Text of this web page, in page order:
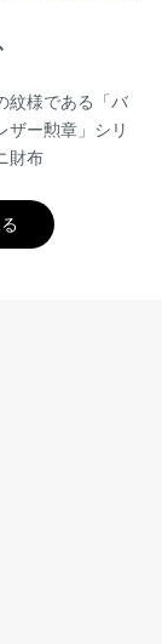
紋様である「バ
ザー勲章」シリ
財布